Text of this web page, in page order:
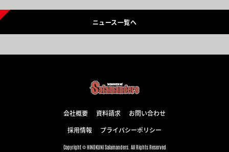
ニュース一覧へ
会社概要 資料請求 お問い合わせ
採用情報 プライバシーポリシー
Copyright © HINOKUNI Salamanders. All Rights Reserved